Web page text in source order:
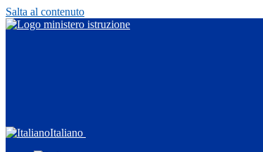
Salta al contenuto
Italiano